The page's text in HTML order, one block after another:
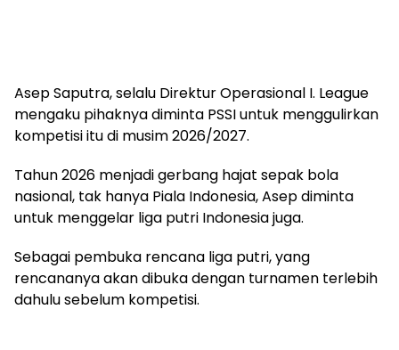
Asep Saputra, selalu Direktur Operasional I. League
mengaku pihaknya diminta PSSI untuk menggulirkan
kompetisi itu di musim 2026/2027.
Tahun 2026 menjadi gerbang hajat sepak bola
nasional, tak hanya Piala Indonesia, Asep diminta
untuk menggelar liga putri Indonesia juga.
Sebagai pembuka rencana liga putri, yang
rencananya akan dibuka dengan turnamen terlebih
dahulu sebelum kompetisi.